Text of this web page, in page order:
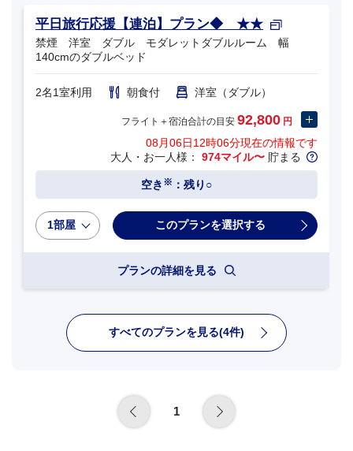
平日旅行応援【連泊】プラン◆ ★★
禁煙 洋室 ダブル モダレットダブルルーム 幅
140cmのダブルベッド
2名1室利用 朝食付 洋室（ダブル）
フライト＋宿泊合計の目安 92,800 円
08月06日12時06分現在の情報です
大人・お一人様： 974マイル〜 貯まる
空き ※ ：残り○
1部屋
プランの詳細を見る
すべてのプランを見る(4件)
1